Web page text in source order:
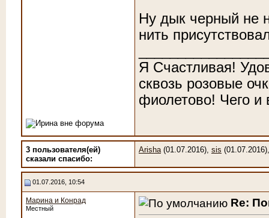
Ну дык черный не
нить
Я Счастливая!
сквозь розовые
фиолетово! Чего
3 пользователя(ей)
сказали cпасибо:
Arisha(01.07.2016), sis
01.07.2016, 10:54
Марина и Конрад
Местный
Re: